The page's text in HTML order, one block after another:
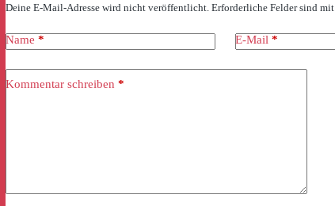
Deine E-Mail-Adresse wird nicht veröffentlicht. Erforderliche Felder sind mit
Name * E-Mail *
Kommentar schreiben *